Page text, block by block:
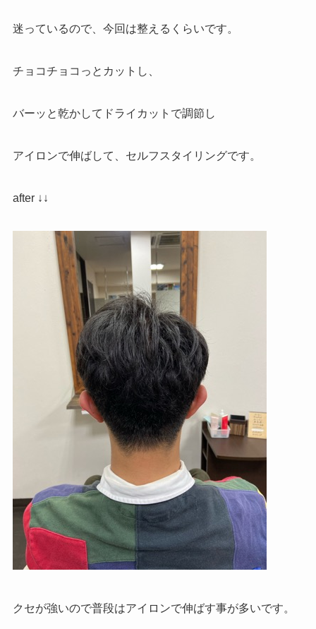
迷っているので、今回は整えるくらいです。
チョコチョコっとカットし、
バーッと乾かしてドライカットで調節し
アイロンで伸ばして、セルフスタイリングです。
after ↓↓
クセが強いので普段はアイロンで伸ばす事が多いです。